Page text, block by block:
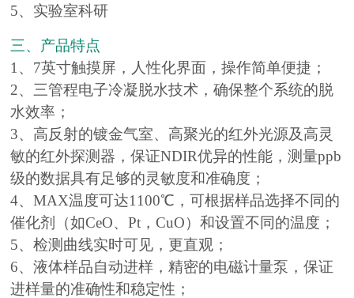
5、实验室科研
三、产品特点
1、7英寸触摸屏，人性化界面，操作简单便捷；
2、三管程电子冷凝脱水技术，确保整个系统的脱
水效率；
3、高反射的镀金气室、高聚光的红外光源及高灵
敏的红外探测器，保证NDIR优异的性能，测量ppb
级的数据具有足够的灵敏度和准确度；
4、MAX温度可达1100℃，可根据样品选择不同的
催化剂（如CeO、Pt，CuO）和设置不同的温度；
5、检测曲线实时可见，更直观；
6、液体样品自动进样，精密的电磁计量泵，保证
进样量的准确性和稳定性；